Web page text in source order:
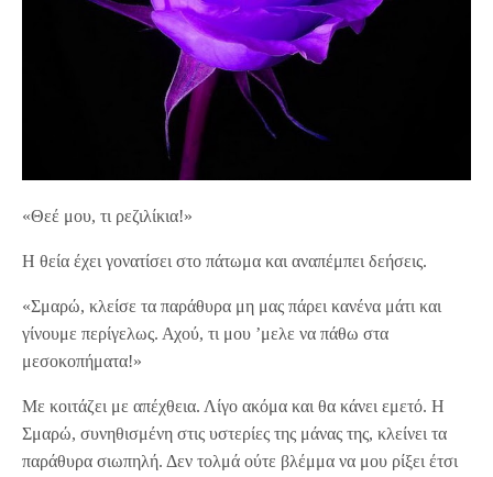
«Θεέ μου, τι ρεζιλίκια!»
Η θεία έχει γονατίσει στο πάτωμα και αναπέμπει δεήσεις.
«Σμαρώ, κλείσε τα παράθυρα μη μας πάρει κανένα μάτι και
γίνουμε περίγελως. Αχού, τι μου ’μελε να πάθω στα
μεσοκοπήματα!»
Με κοιτάζει με απέχθεια. Λίγο ακόμα και θα κάνει εμετό. Η
Σμαρώ, συνηθισμένη στις υστερίες της μάνας της, κλείνει τα
παράθυρα σιωπηλή. Δεν τολμά ούτε βλέμμα να μου ρίξει έτσι